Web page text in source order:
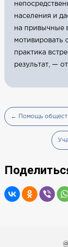
населения и
на привычные
мотивировать
практика
результат, —
← Помощь